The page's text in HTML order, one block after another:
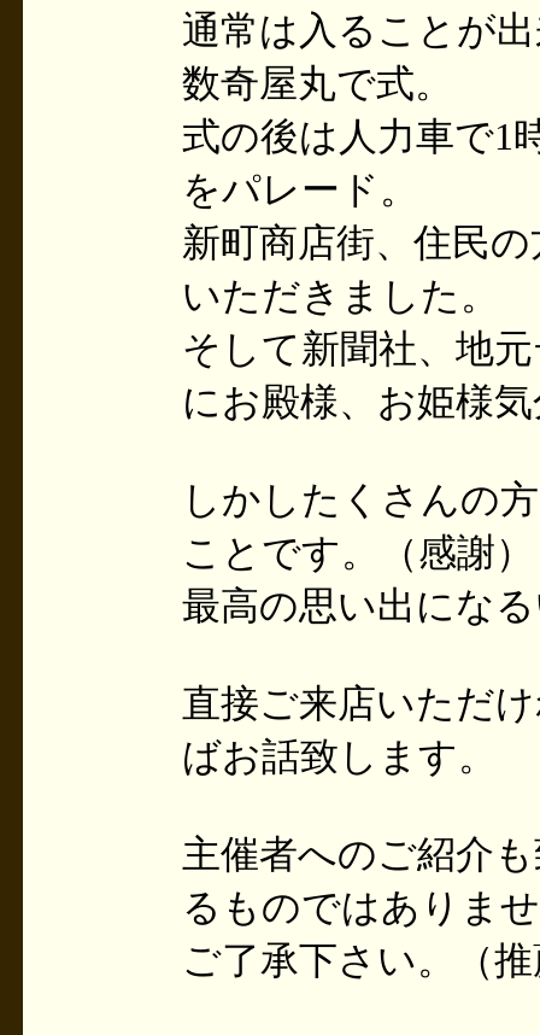
通常は入ることが
数奇屋丸で式。
式の後は人力車で1
をパレード。
新町商店街、住民
いただきました。
そして新聞社、地
にお殿様、お姫様
しかしたくさんの
ことです。（感謝）
最高の思い出にな
直接ご来店いただ
ばお話致します。
主催者へのご紹介
るものではありま
ご了承下さい。（